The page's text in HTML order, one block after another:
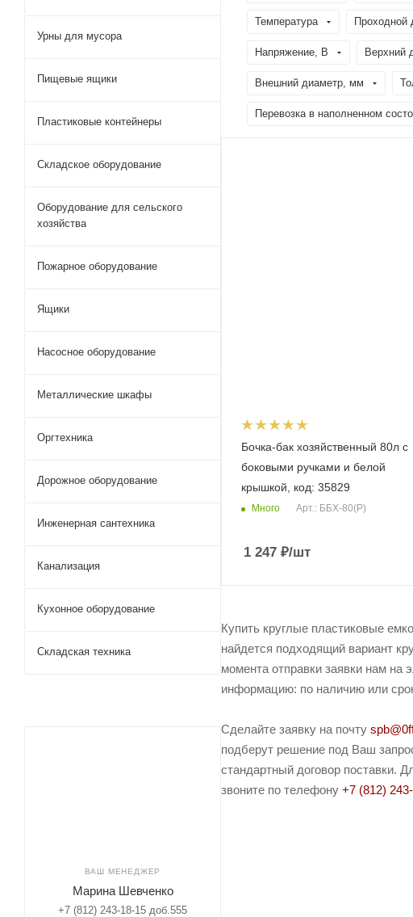
Температура Проходной
Напряжение, В Верхний
Внешний диаметр, мм
Перевозка в наполненном
Бочка-бак хозяйственный 80л с
боковыми ручками и белой
крышкой, код: 35829
Много Арт.: ББХ-80(Р)
1 247 ₽/шт
Купить круглые пластиковые
найдется подходящий вариант
момента отправки заявки нам на
информацию: по наличию или
Сделайте заявку на почту
подберут решение под Ваш
стандартный договор поставки.
звоните по телефону +7 (812)
Урны для мусора
Пищевые ящики
Пластиковые контейнеры
Складское оборудование
Оборудование для сельского
хозяйства
Пожарное оборудование
Ящики
Насосное оборудование
Металлические шкафы
Оргтехника
Дорожное оборудование
Инженерная сантехника
Канализация
Кухонное оборудование
Складская техника
ВАШ МЕНЕДЖЕР
Марина Шевченко
+7 (812) 243-18-15 доб.555